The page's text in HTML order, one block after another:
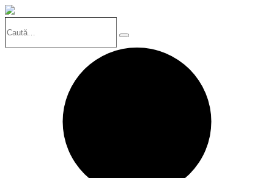
Search